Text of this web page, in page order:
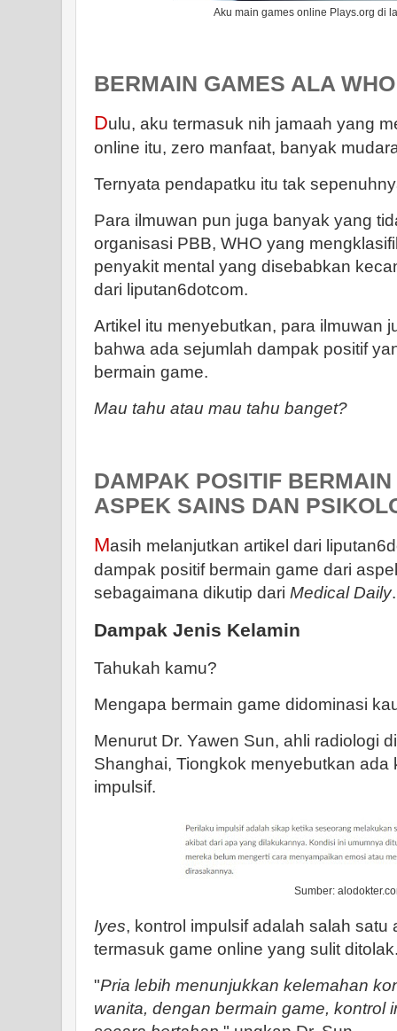
Aku main games online Plays.org di
BERMAIN GAMES ALA
Dulu, aku termasuk nih jamaah yang
online itu, zero manfaat, banyak
Ternyata pendapatku itu tak
Para ilmuwan pun juga banyak yang
organisasi PBB, WHO yang
penyakit mental yang disebabkan
dari liputan6dotcom.
Artikel itu menyebutkan, para ilmuwan
bahwa ada sejumlah dampak positif
bermain game.
Mau tahu atau mau tahu banget?
DAMPAK POSITIF
ASPEK SAINS DAN
Masih melanjutkan artikel dari
dampak positif bermain game dari
sebagaimana dikutip dari Medical Daily.
Dampak Jenis Kelamin
Tahukah kamu?
Mengapa bermain game didominasi
Menurut Dr. Yawen Sun, ahli radiologi
Shanghai, Tiongkok menyebutkan ada
impulsif.
Sumber:
Iyes, kontrol impulsif adalah salah
termasuk game online yang sulit
"Pria lebih menunjukkan kelemahan
wanita, dengan bermain game, kontrol